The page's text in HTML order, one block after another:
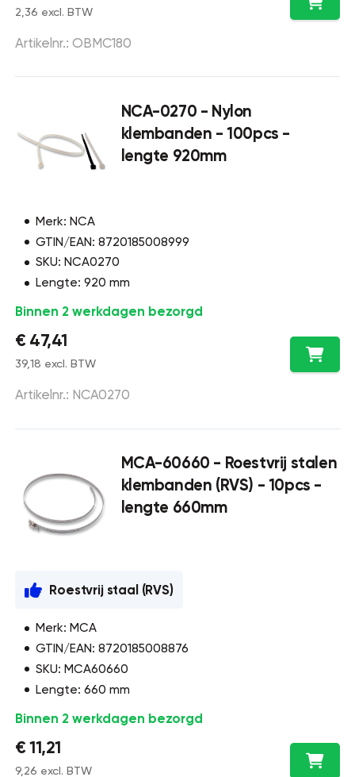
2,36 excl. BTW
Artikelnr.: OBMC180
NCA-0270 - Nylon
klembanden - 100pcs -
lengte 920mm
Merk: NCA
GTIN/EAN: 8720185008999
SKU: NCA0270
Lengte: 920 mm
Binnen 2 werkdagen bezorgd
€ 47,41
39,18 excl. BTW
Artikelnr.: NCA0270
MCA-60660 - Roestvrij stalen
klembanden (RVS) - 10pcs -
lengte 660mm
Roestvrij staal (RVS)
Merk: MCA
GTIN/EAN: 8720185008876
SKU: MCA60660
Lengte: 660 mm
Binnen 2 werkdagen bezorgd
€ 11,21
9,26 excl. BTW